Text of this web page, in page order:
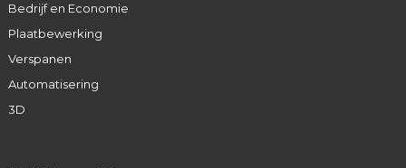
Bedrijf en Economie
Plaatbewerking
Verspanen
Automatisering
3D